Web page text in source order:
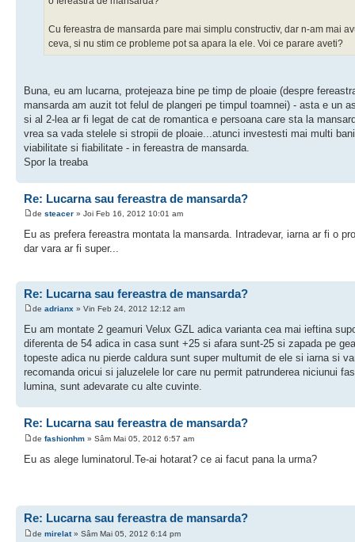
Cu fereastra de mansarda pare mai simplu constructiv, dar n-am mai
ceva, si nu stim ce probleme pot sa apara la ele. Voi ce parare aveti?
Buna, eu am lucarna, protejeaza bine pe timp de ploaie (despre
mansarda am auzit tot felul de plangeri pe timpul toamnei) - asta e un
si al 2-lea ar fi legat de cat de romantica e persoana care sta la
vrea sa vada stelele si stropii de ploaie...atunci investesti mai multi
viabilitate si fiabilitate - in fereastra de mansarda.
Spor la treaba
Re: Lucarna sau fereastra de mansarda?
de steacer » Joi Feb 16, 2012 10:01 am
Eu as prefera fereastra montata la mansarda. Intradevar, iarna ar fi o
dar vara ar fi super...
Re: Lucarna sau fereastra de mansarda?
de adrianx » Vin Feb 24, 2012 12:12 am
Eu am montate 2 geamuri Velux GZL adica varianta cea mai ieftina
diferenta de 54 adica in casa sunt +25 si afara sunt-25 si zapada pe
topeste adica nu pierde caldura sunt super multumit de ele si iarna si
recomanda oricui si jaluzelele lor care nu permit patrunderea niciunui
lumina, sunt adevarate cu alte cuvinte.
Re: Lucarna sau fereastra de mansarda?
de fashionhm » Sâm Mai 05, 2012 6:57 am
Eu as alege luminatorul.Te-ai hotarat? ce ai facut pana la urma?
Re: Lucarna sau fereastra de mansarda?
de mirelat» Sâm Mai 05, 2012 6:14 pm